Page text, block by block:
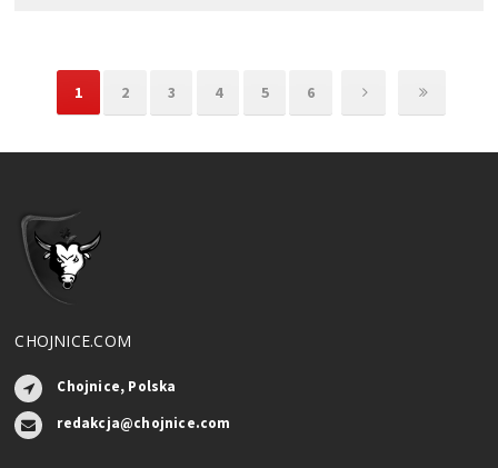
1 2 3 4 5 6
CHOJNICE.COM
Chojnice, Polska
redakcja@chojnice.com